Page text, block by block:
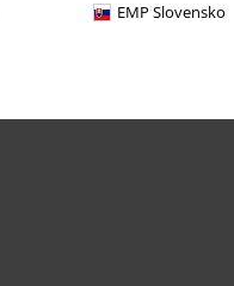
EMP Slovensko